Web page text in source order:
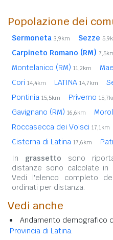
Popolazione dei
Sermoneta 3,9km Sezze
Carpineto Romano (RM)
Montelanico (RM) 11,2km
Cori 14,4km LATINA 14,7km
Pontinia 15,5km Priverno
Gavignano (RM) 16,6km
Roccasecca dei Volsci 17,1km
Cisterna di Latina 17,6km
In grassetto sono
distanze sono calcolate in
Vedi l'elenco completo
ordinati per distanza.
Vedi anche
Andamento demografico
Provincia di Latina.